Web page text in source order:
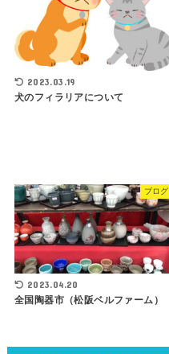
2023.03.19
犬のフィラリアについて
ブログ
2023.04.20
全国陶器市（松阪ベルファーム）